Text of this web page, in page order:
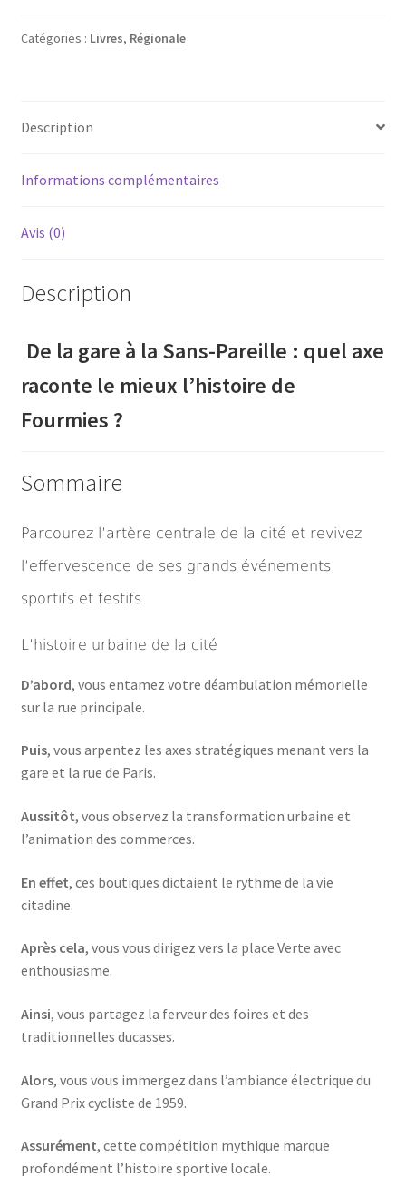
IV
Catégories : Livres, Régionale
Description
Informations complémentaires
Avis (0)
Description
De la gare à la Sans-Pareille : quel axe
raconte le mieux l’histoire de
Fourmies ?
Sommaire
Parcourez l’artère centrale de la cité et revivez
l’effervescence de ses grands événements
sportifs et festifs
L’histoire urbaine de la cité
D’abord, vous entamez votre déambulation mémorielle
sur la rue principale.
Puis, vous arpentez les axes stratégiques menant vers la
gare et la rue de Paris.
Aussitôt, vous observez la transformation urbaine et
l’animation des commerces.
En effet, ces boutiques dictaient le rythme de la vie
citadine.
Après cela, vous vous dirigez vers la place Verte avec
enthousiasme.
Ainsi, vous partagez la ferveur des foires et des
traditionnelles ducasses.
Alors, vous vous immergez dans l’ambiance électrique du
Grand Prix cycliste de 1959.
Assurément, cette compétition mythique marque
profondément l’histoire sportive locale.